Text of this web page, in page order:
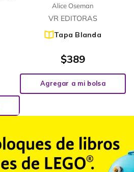
Alice Oseman
VR EDITORAS
Tapa Blanda
$389
Agregar a mi bolsa